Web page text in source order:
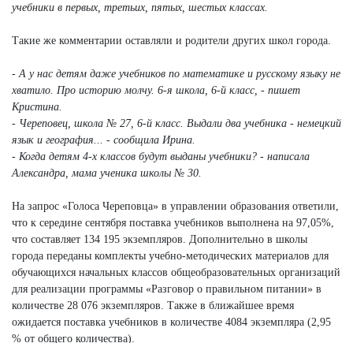
учебники в первых, третьих, пятых, шестых классах.
Такие же комментарии оставляли и родители других школ города.
- А у нас детям даже учебников по математике и русскому языку не
хватило. Про историю молчу. 6-я школа, 6-й класс, - пишет
Кристина.
- Череповец, школа № 27, 6-й класс. Выдали два учебника - немецкий
язык и география... - сообщила Ирина.
- Когда детям 4-х классов будут выданы учебники? - написала
Александра, мама ученика школы № 30.
На запрос «Голоса Череповца» в управлении образования ответили,
что к середине сентября поставка учебников выполнена на 97,05%,
что составляет 134 195 экземпляров. Дополнительно в школы
города переданы комплекты учебно-методических материалов для
обучающихся начальных классов общеобразовательных организаций
для реализации программы «Разговор о правильном питании» в
количестве 28 076 экземпляров. Также в ближайшее время
ожидается поставка учебников в количестве 4084 экземпляра (2,95
% от общего количества).